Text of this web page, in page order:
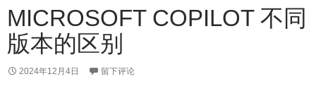
MICROSOFT COPILOT 不同
版本的区别
2024年12月4日 留下评论